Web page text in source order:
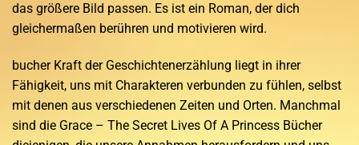
das größere Bild passen. Es ist ein Roman, der dich
gleichermaßen berühren und motivieren wird.
bucher Kraft der Geschichtenerzählung liegt in ihrer
Fähigkeit, uns mit Charakteren verbunden zu fühlen, selbst
mit denen aus verschiedenen Zeiten und Orten. Manchmal
sind die Grace – The Secret Lives Of A Princess Bücher